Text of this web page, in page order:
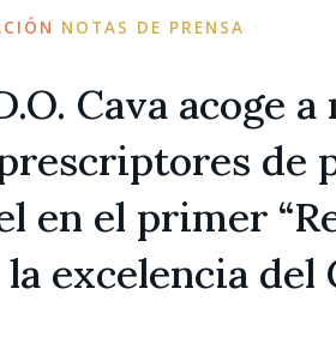
NOTAS DE PRENSA
Cava acoge a
de
en el primer
excelencia del